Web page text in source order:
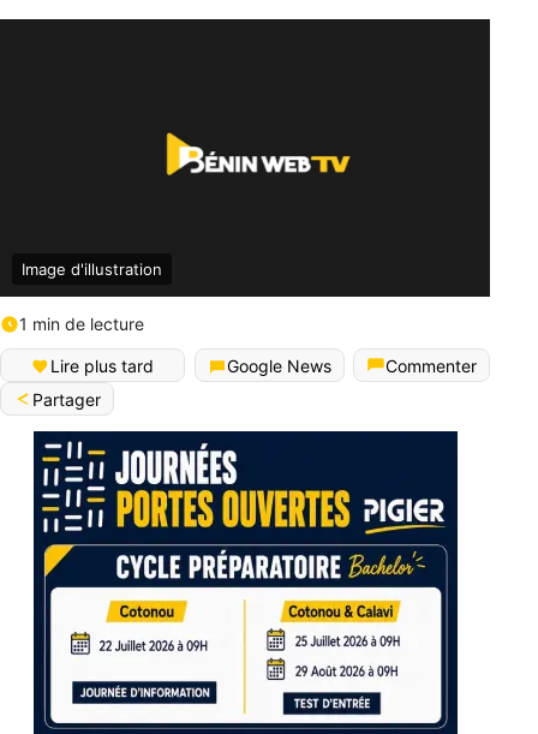
Image d'illustration
1 min de lecture
Lire plus tard Google News
Commenter
Partager